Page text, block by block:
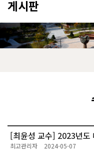
게시판
[최윤성 교수] 2023년도
최고관리자 2024-05-07